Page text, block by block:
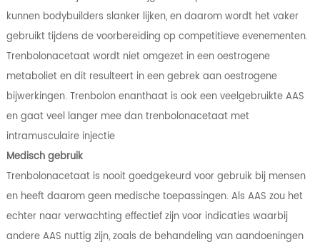
kunnen bodybuilders slanker lijken, en daarom wordt het vaker
gebruikt tijdens de voorbereiding op competitieve evenementen.
Trenbolonacetaat wordt niet omgezet in een oestrogene
metaboliet en dit resulteert in een gebrek aan oestrogene
bijwerkingen. Trenbolon enanthaat is ook een veelgebruikte AAS
en gaat veel langer mee dan trenbolonacetaat met
intramusculaire injectie
Medisch gebruik
Trenbolonacetaat is nooit goedgekeurd voor gebruik bij mensen
en heeft daarom geen medische toepassingen. Als AAS zou het
echter naar verwachting effectief zijn voor indicaties waarbij
andere AAS nuttig zijn, zoals de behandeling van aandoeningen